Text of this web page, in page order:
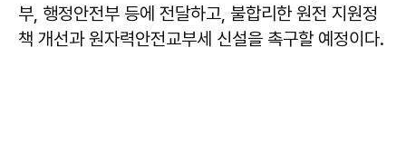
부, 행정안전부 등에 전달하고, 불합리한 원전 지원정
책 개선과 원자력안전교부세 신설을 촉구할 예정이다.